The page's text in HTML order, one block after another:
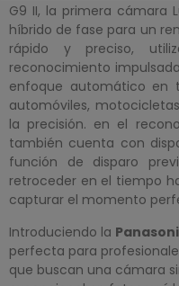
G9 II, la primera cámara
híbrido de fase para un
rápido y preciso,
reconocimiento
enfoque automático en
automóviles,
la precisión. en el
también cuenta con
función de disparo
retroceder en el tiempo
capturar el momento
Introduciendo la
perfecta para
que buscan una cámara